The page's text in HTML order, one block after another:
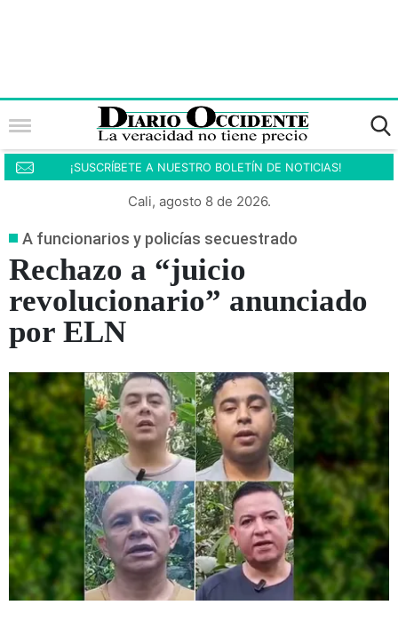
¡SUSCRÍBETE A NUESTRO BOLETÍN DE NOTICIAS!
Cali, agosto 8 de 2026.
A funcionarios y policías secuestrado
Rechazo a “juicio
revolucionario” anunciado
por ELN